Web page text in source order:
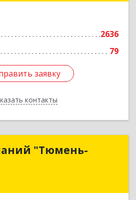
2636
79
заявку
контакты
заявку
Назад
"Тюмень-
Компаний "Тюмень-